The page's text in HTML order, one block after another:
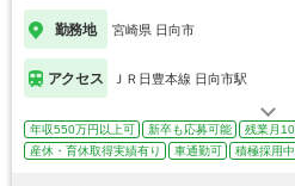
勤務地 宮崎県 日向市
アクセス ＪＲ日豊本線 日向市駅
年収550万円以上可 新卒も応募可能 残業月
産休・育休取得実績有り
車通勤可 積極採用中